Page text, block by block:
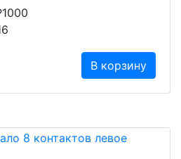
В корзину